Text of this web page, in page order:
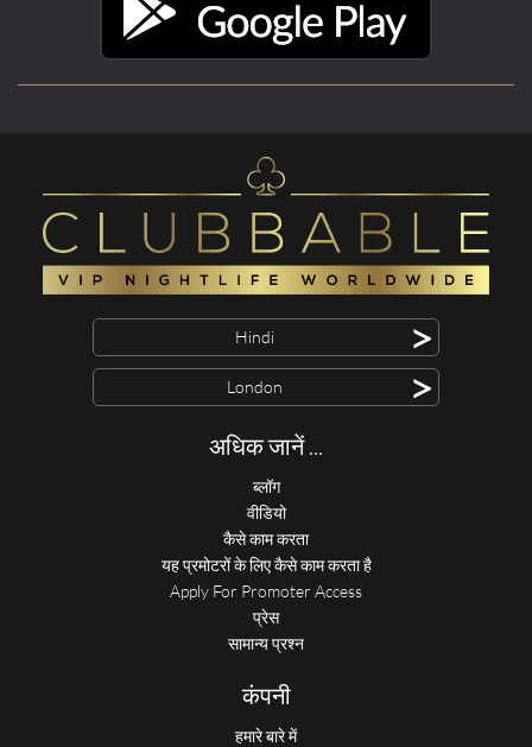
Hindi >
London >
अधिक जानें ...
ब्लॉग
वीडियो
कैसे काम करता
यह प्रमोटरों के लिए कैसे काम करता है
Apply For Promoter Access
प्रेस
सामान्य प्रश्न
कंपनी
हमारे बारे में